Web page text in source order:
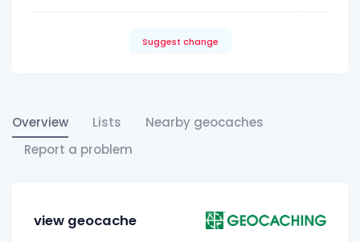
Suggest change
Overview Lists
Nearby geocaches
Report a problem
view geocache